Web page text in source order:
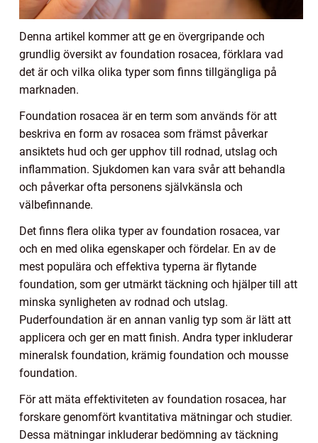
Denna artikel kommer att ge en övergripande och
grundlig översikt av foundation rosacea, förklara vad
det är och vilka olika typer som finns tillgängliga på
marknaden.
Foundation rosacea är en term som används för att
beskriva en form av rosacea som främst påverkar
ansiktets hud och ger upphov till rodnad, utslag och
inflammation. Sjukdomen kan vara svår att behandla
och påverkar ofta personens självkänsla och
välbefinnande.
Det finns flera olika typer av foundation rosacea, var
och en med olika egenskaper och fördelar. En av de
mest populära och effektiva typerna är flytande
foundation, som ger utmärkt täckning och hjälper till att
minska synligheten av rodnad och utslag.
Puderfoundation är en annan vanlig typ som är lätt att
applicera och ger en matt finish. Andra typer inkluderar
mineralsk foundation, krämig foundation och mousse
foundation.
För att mäta effektiviteten av foundation rosacea, har
forskare genomfört kvantitativa mätningar och studier.
Dessa mätningar inkluderar bedömning av täckning